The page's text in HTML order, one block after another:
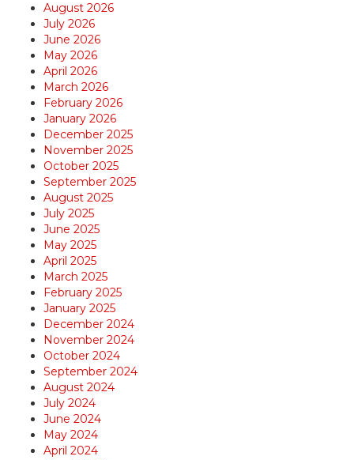
August 2026
July 2026
June 2026
May 2026
April 2026
March 2026
February 2026
January 2026
December 2025
November 2025
October 2025
September 2025
August 2025
July 2025
June 2025
May 2025
April 2025
March 2025
February 2025
January 2025
December 2024
November 2024
October 2024
September 2024
August 2024
July 2024
June 2024
May 2024
April 2024